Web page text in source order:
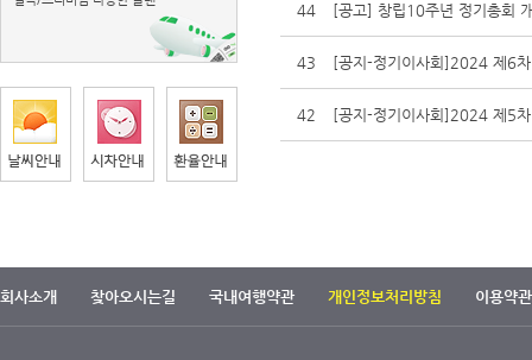
44 [공고] 창립10주년 정기총회
43 [공지-정기이사회]2024 제6
42 [공지-정기이사회]2024 제5
회사소개 찾아오시는길 국내여행약관 개인정보처리방침 이용약관